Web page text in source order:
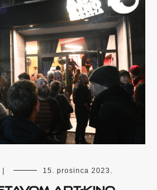
15. prosinca 2023.